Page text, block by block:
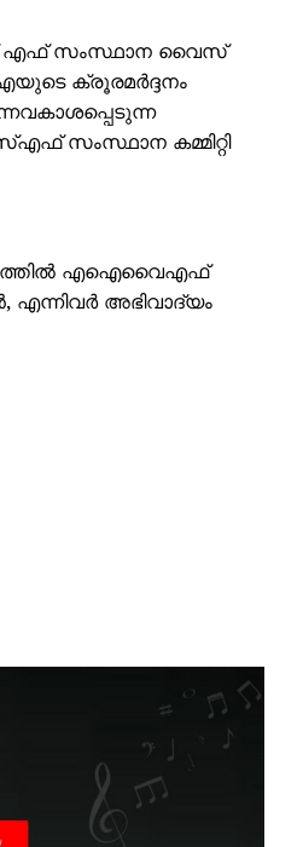
എഫ് സംസ്ഥാന വൈസ്
ക്രൂരമർദ്ദനം
സംസ്ഥാന കമ്മിറ്റി
എഐവൈഎഫ്
അഭിവാദ്യം